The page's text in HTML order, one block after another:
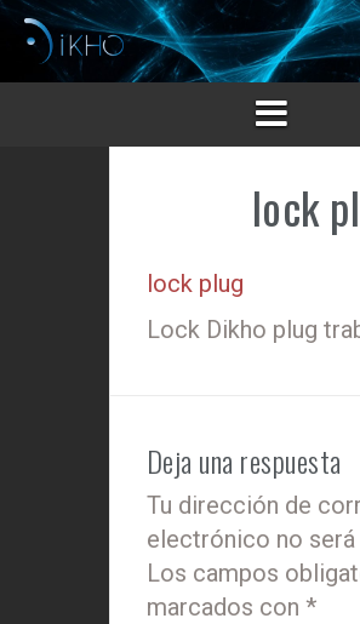
Saltar
contenido
lock
lock plug
Lock Dikho plug
Deja una respuesta
Tu dirección de
electrónico no será
Los campos
marcados con *